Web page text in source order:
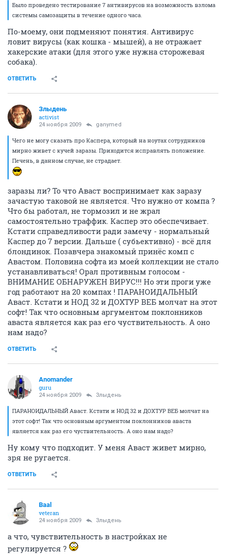
Было проведено тестирование 7 антивирусов на возможность взлома
системы самозащиты в течение одного часа.
По-моему, они подменяют понятия. Антивирус
ловит вирусы (как кошка - мышей), а не отражает
хакерские атаки (для этого уже нужна сторожевая
собака).
ОТВЕТИТЬ
Злыдень
activist
24 ноября 2009 ganymed
Чего не могу сказать про Каспера, который на ноутах сотрудников
мирно живет с кучей заразы. Приходится исправлять положение.
Печень, в данном случае, не страдает.
заразы ли? То что Аваст воспринимает как заразу
зачастую таковой не является. Что нужно от компа ?
Что бы работал, не тормозил и не жрал
самостоятельно траффик. Каспер это обеспечивает.
Кстати справедливости ради замечу - нормальный
Каспер до 7 версии. Дальше ( субьективно) - всё для
блондинок. Позавчера знакомый принёс комп с
Авастом. Половина софта из моей коллекции не стало
устанавливаться! Орал противным голосом -
ВНИМАНИЕ ОБНАРУЖЕН ВИРУС!!! Но эти проги уже
год работают на 20 компах ! ПАРАНОИДАЛЬНЫЙ
Аваст. Кстати и НОД 32 и ДОХТУР ВЕБ молчат на этот
софт! Так что основным аргументом поклонников
аваста является как раз его чуствительность. А оно
нам надо?
ОТВЕТИТЬ
Anomander
guru
24 ноября 2009 Злыдень
ПАРАНОИДАЛЬНЫЙ Аваст. Кстати и НОД 32 и ДОХТУР ВЕБ молчат на
этот софт! Так что основным аргументом поклонников аваста
является как раз его чуствительность. А оно нам надо?
Ну кому что подходит. У меня Аваст живет мирно,
зря не ругается.
ОТВЕТИТЬ
Baal
veteran
24 ноября 2009 Злыдень
а что, чувствительность в настройках не
регулируется ?